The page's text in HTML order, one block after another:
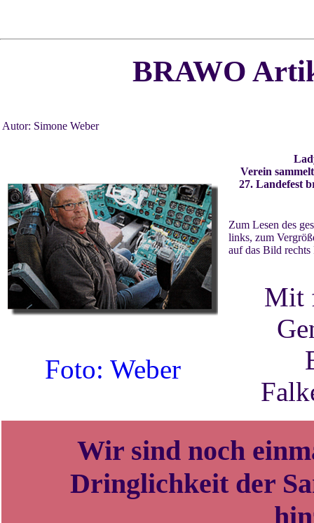
BRAWO
Autor: Simone Weber
Foto: Weber
Verein
27. Landefest
Zum Lesen des
links, zum
auf das Bild
Mit
Wir sind noch
Dringlichkeit der